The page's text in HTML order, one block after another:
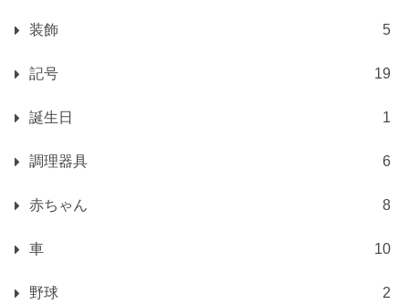
装飾 5
記号 19
誕生日 1
調理器具 6
赤ちゃん 8
車 10
野球 2